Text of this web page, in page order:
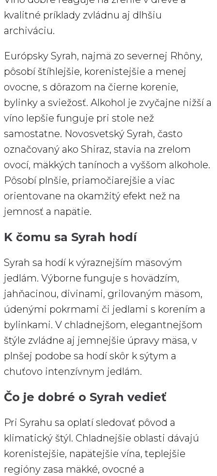
kvalitné príklady zvládnu aj dlhšiu
archiváciu.
Európsky Syrah, najmä zo severnej Rhôny,
pôsobí štíhlejšie, korenistejšie a menej
ovocne, s dôrazom na čierne korenie,
bylinky a sviežosť. Alkohol je zvyčajne nižší a
víno lepšie funguje pri stole než
samostatne. Novosvetský Syrah, často
označovaný ako Shiraz, stavia na zrelom
ovocí, mäkkých tanínoch a vyššom alkohole.
Pôsobí plnšie, priamočiarejšie a viac
orientovane na okamžitý efekt než na
jemnosť a napätie.
K čomu sa Syrah hodí
Syrah sa hodí k výraznejším mäsovým
jedlám. Výborne funguje s hovädzím,
jahňacinou, divina­mi, grilovaným mäsom,
údenými pokrmami či jedlami s korením a
bylinkami. V chladnejšom, elegantnejšom
štýle zvládne aj jemnejšie úpravy mäsa, v
plnšej podobe sa hodí skôr k sýtym a
chuťovo intenzívnym jedlám.
Čo je dobré o Syrah vedieť
Pri Syrahu sa oplatí sledovať pôvod a
klimatický štýl. Chladnejšie oblasti dávajú
korenistejšie, napätejšie vína, teplejšie
regióny zasa mäkké, ovocné a